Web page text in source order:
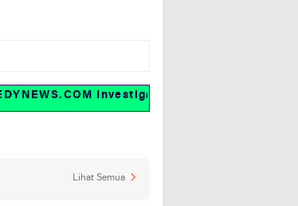
Investigasi dan fakta
Lihat Semua